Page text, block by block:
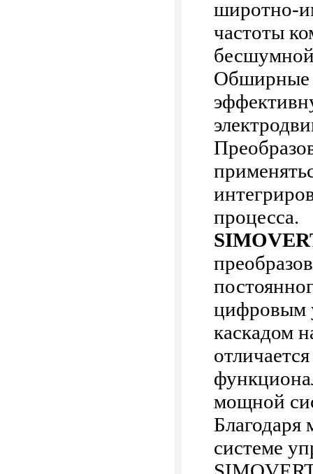
широтно-
частоты
бесшумной
Обширные
процесса.
цифровым
каскадом
мощной
Благодаря
системе